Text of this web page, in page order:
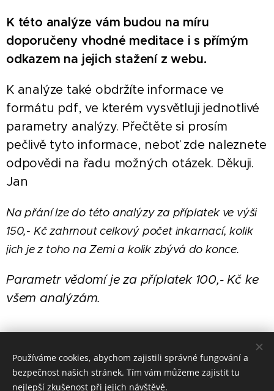
K této analýze vám budou na míru
doporučeny vhodné meditace i s přímým
odkazem na jejich stažení z webu.
K analýze také obdržíte informace ve
formátu pdf, ve kterém vysvětluji jednotlivé
parametry analýzy. Přečtěte si prosím
pečlivě tyto informace, neboť zde naleznete
odpovědi na řadu možných otázek. Děkuji.
Jan
Na přání lze do této analýzy za příplatek ve výši
150,- Kč zahrnout celkový počet inkarnací, kolik
jich je z toho na Zemi a kolik zbývá do konce.
Parametr vědomí je za příplatek 100,- Kč ke
všem analýzám.
Používáme cookies, abychom zajistili správné fungování a
bezpečnost našich stránek. Tím vám můžeme zajistit tu
nejlepší zkušenost při jejich návštěvě.